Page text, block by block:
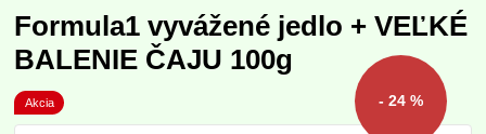
Formula1 vyvážené jedlo + VEĽKÉ
BALENIE ČAJU 100g
Akcia - 24 %